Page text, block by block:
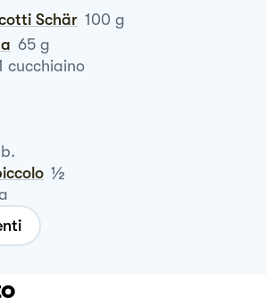
Schär 100 g
65 g
cucchiaino
½